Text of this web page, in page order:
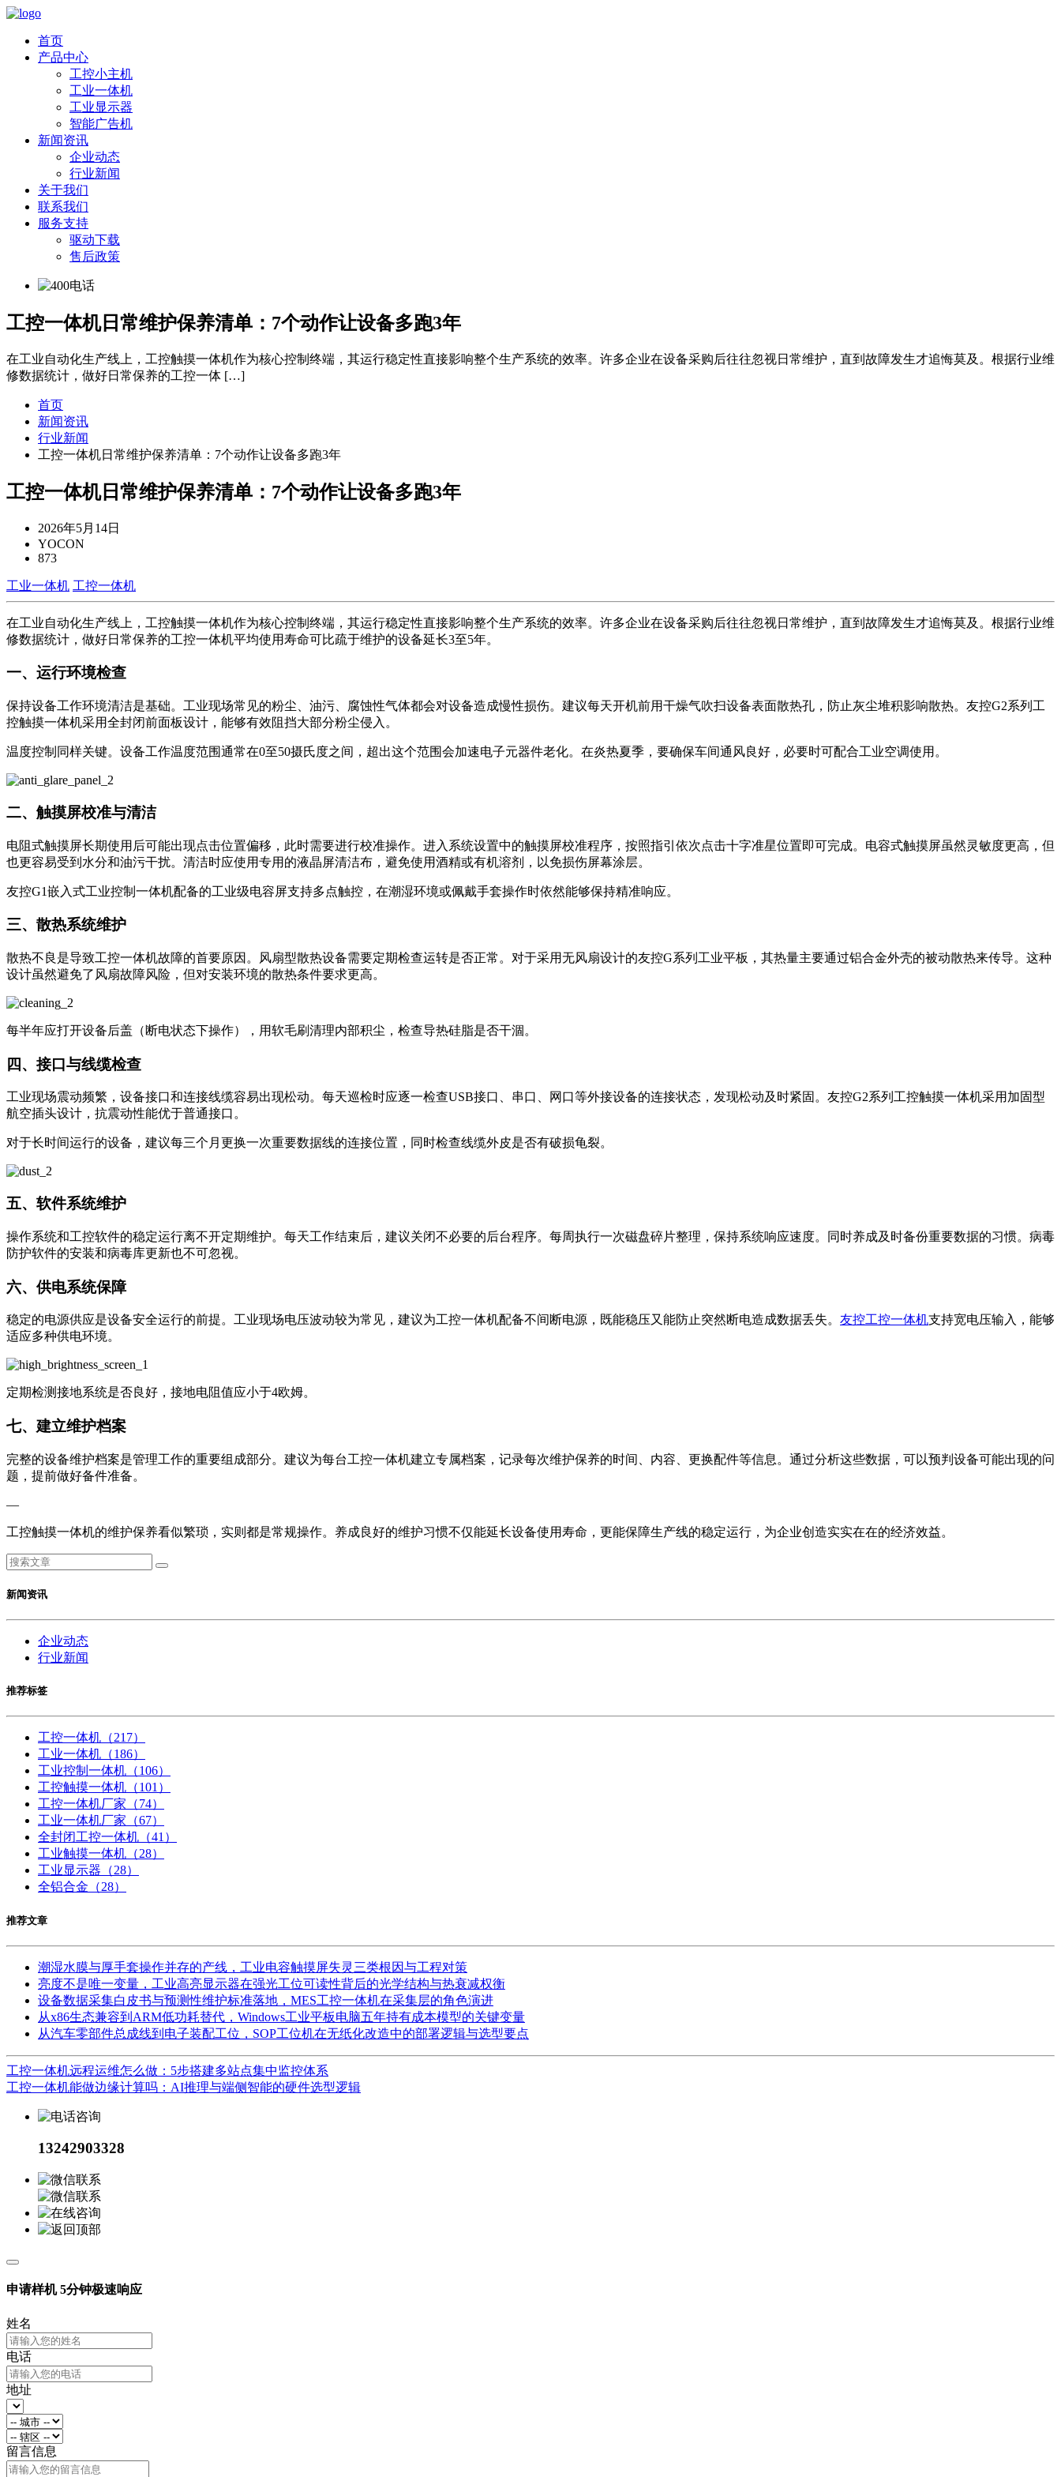
首页
产品中心
工控小主机
工业一体机
工业显示器
智能广告机
新闻资讯
企业动态
行业新闻
关于我们
联系我们
服务支持
驱动下载
售后政策
工控一体机日常维护保养清单：7个动作让设备多跑3年
在工业自动化生产线上，工控触摸一体机作为核心控制终端，其运行稳定性直接影响整个生产系统的效率。许多企业在设备采购后往往忽视日常维护，直到故障发生才追悔莫及。根据行业维
修数据统计，做好日常保养的工控一体 […]
首页
新闻资讯
行业新闻
工控一体机日常维护保养清单：7个动作让设备多跑3年
工控一体机日常维护保养清单：7个动作让设备多跑3年
2026年5月14日
YOCON
873
工业一体机 工控一体机
在工业自动化生产线上，工控触摸一体机作为核心控制终端，其运行稳定性直接影响整个生产系统的效率。许多企业在设备采购后往往忽视日常维护，直到故障发生才追悔莫及。根据行业维
修数据统计，做好日常保养的工控一体机平均使用寿命可比疏于维护的设备延长3至5年。
一、运行环境检查
保持设备工作环境清洁是基础。工业现场常见的粉尘、油污、腐蚀性气体都会对设备造成慢性损伤。建议每天开机前用干燥气吹扫设备表面散热孔，防止灰尘堆积影响散热。友控G2系列工
控触摸一体机采用全封闭前面板设计，能够有效阻挡大部分粉尘侵入。
温度控制同样关键。设备工作温度范围通常在0至50摄氏度之间，超出这个范围会加速电子元器件老化。在炎热夏季，要确保车间通风良好，必要时可配合工业空调使用。
二、触摸屏校准与清洁
电阻式触摸屏长期使用后可能出现点击位置偏移，此时需要进行校准操作。进入系统设置中的触摸屏校准程序，按照指引依次点击十字准星位置即可完成。电容式触摸屏虽然灵敏度更高，但
也更容易受到水分和油污干扰。清洁时应使用专用的液晶屏清洁布，避免使用酒精或有机溶剂，以免损伤屏幕涂层。
友控G1嵌入式工业控制一体机配备的工业级电容屏支持多点触控，在潮湿环境或佩戴手套操作时依然能够保持精准响应。
三、散热系统维护
散热不良是导致工控一体机故障的首要原因。风扇型散热设备需要定期检查运转是否正常。对于采用无风扇设计的友控G系列工业平板，其热量主要通过铝合金外壳的被动散热来传导。这种
设计虽然避免了风扇故障风险，但对安装环境的散热条件要求更高。
每半年应打开设备后盖（断电状态下操作），用软毛刷清理内部积尘，检查导热硅脂是否干涸。
四、接口与线缆检查
工业现场震动频繁，设备接口和连接线缆容易出现松动。每天巡检时应逐一检查USB接口、串口、网口等外接设备的连接状态，发现松动及时紧固。友控G2系列工控触摸一体机采用加固型
航空插头设计，抗震动性能优于普通接口。
对于长时间运行的设备，建议每三个月更换一次重要数据线的连接位置，同时检查线缆外皮是否有破损龟裂。
五、软件系统维护
操作系统和工控软件的稳定运行离不开定期维护。每天工作结束后，建议关闭不必要的后台程序。每周执行一次磁盘碎片整理，保持系统响应速度。同时养成及时备份重要数据的习惯。病毒
防护软件的安装和病毒库更新也不可忽视。
六、供电系统保障
稳定的电源供应是设备安全运行的前提。工业现场电压波动较为常见，建议为工控一体机配备不间断电源，既能稳压又能防止突然断电造成数据丢失。 友控工控一体机支持宽电压输入，能够
适应多种供电环境。
定期检测接地系统是否良好，接地电阻值应小于4欧姆。
七、建立维护档案
完整的设备维护档案是管理工作的重要组成部分。建议为每台工控一体机建立专属档案，记录每次维护保养的时间、内容、更换配件等信息。通过分析这些数据，可以预判设备可能出现的问
题，提前做好备件准备。
—
工控触摸一体机的维护保养看似繁琐，实则都是常规操作。养成良好的维护习惯不仅能延长设备使用寿命，更能保障生产线的稳定运行，为企业创造实实在在的经济效益。
新闻资讯
企业动态
行业新闻
推荐标签
工控一体机 （217）
工业一体机 （186）
工业控制一体机 （106）
工控触摸一体机 （101）
工控一体机厂家 （74）
工业一体机厂家 （67）
全封闭工控一体机 （41）
工业触摸一体机 （28）
工业显示器 （28）
全铝合金 （28）
推荐文章
潮湿水膜与厚手套操作并存的产线，工业电容触摸屏失灵三类根因与工程对策
亮度不是唯一变量，工业高亮显示器在强光工位可读性背后的光学结构与热衰减权衡
设备数据采集白皮书与预测性维护标准落地，MES工控一体机在采集层的角色演进
从x86生态兼容到ARM低功耗替代，Windows工业平板电脑五年持有成本模型的关键变量
从汽车零部件总成线到电子装配工位，SOP工位机在无纸化改造中的部署逻辑与选型要点
工控一体机远程运维怎么做：5步搭建多站点集中监控体系
工控一体机能做边缘计算吗：AI推理与端侧智能的硬件选型逻辑
13242903328
申请样机5分钟极速响应
姓名
电话
地址
留言信息